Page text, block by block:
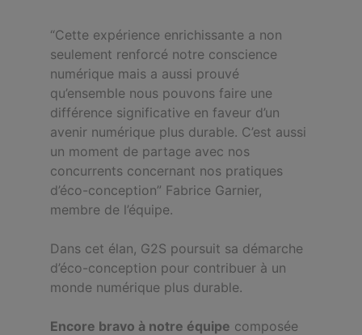
“Cette expérience enrichissante a non
seulement renforcé notre conscience
numérique mais a aussi prouvé
qu’ensemble nous pouvons faire une
différence significative en faveur d’un
avenir numérique plus durable. C’est aussi
un moment de partage avec nos
concurrents concernant nos pratiques
d’éco-conception” Fabrice Garnier,
membre de l’équipe.
Dans cet élan, G2S poursuit sa démarche
d’éco-conception pour contribuer à un
monde numérique plus durable.
Encore bravo à notre équipe composée